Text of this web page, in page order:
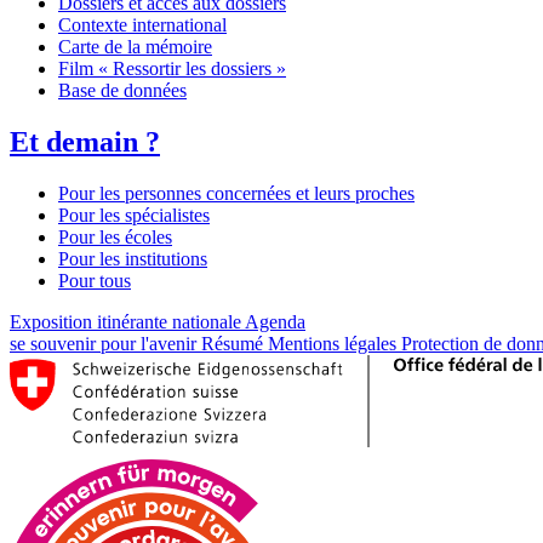
Contexte international
Carte de la mémoire
Film « Ressortir les dossiers »
Base de données
Et demain ?
Pour les personnes concernées et leurs proches
Pour les spécialistes
Pour les écoles
Pour les institutions
Pour tous
Exposition itinérante nationale Agenda
se souvenir pour l'avenirRésumé Mentions légales Protection de